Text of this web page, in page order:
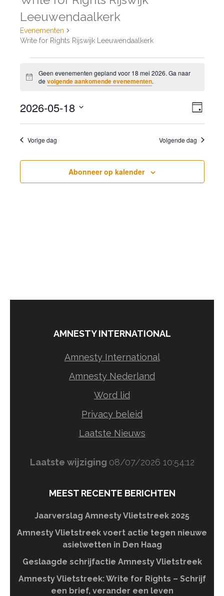
Leeuwendaalkerk
Evenementen
Write for Rights Rijswijk Leeuwendaalkerk
in
mei
2026
Bericht
Geen evenementen gepland voor 18 mei 2026. Ga naar
de volgende aankomende evenementen.
Dag
2026-05-18
Selecteer
eenVorige dag Volgende dag
Abonneer op kalender
AMNESTY INTERNATIONAL
Amnesty International
Amnesty Nederland
Word lid
Privacy beleid
Laatste Nieuws
Laatste wijziging 08/07/2026 10:54:12
MEEST RECENTE BERICHTEN
Jaarverslag Amnesty Vlietstreek 2025
Amnesty Vlietstreek voert actie tegen nieuwe
asielwetten in Den Haag
Geslaagde schrijfactie Amnesty Vlietstreek
Amnesty Vlietstreek: Write for Rights – Schrijf
een brief, verander een leven